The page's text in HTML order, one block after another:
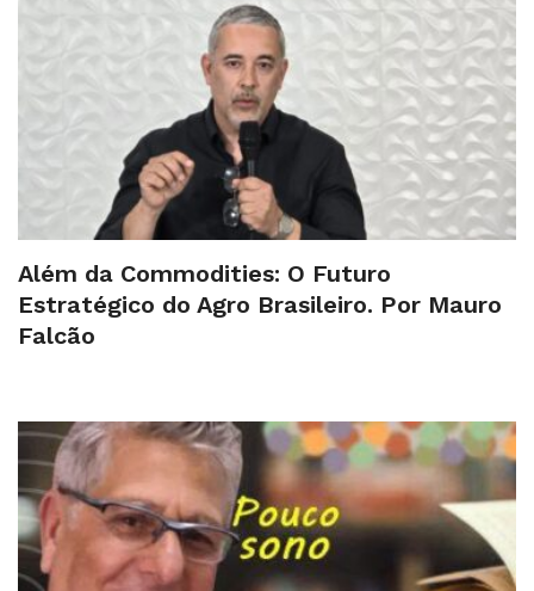
Além da Commodities: O Futuro
Estratégico do Agro Brasileiro. Por Mauro
Falcão